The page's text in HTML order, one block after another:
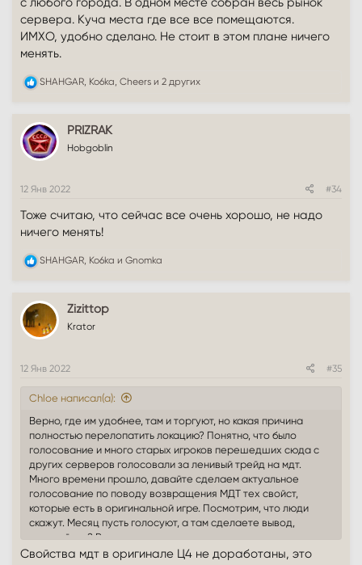
сервера. Куча места где все все помещаются.
ИМХО, удобно сделано. Не стоит в этом плане ничего
менять.
Р
ц
и
и
SHAHGAR Ko6ka Cheers и 2 других
PRIZRAK
Hobgoblin
12 Янв 2022 #34
Тоже считаю, что сейчас все очень хорошо, не надо
ничего менять!
Р
к
и
и
SHAHGAR, Ko6ka и Gnomka
Zizittop
Krator
12 Янв 2022 #35
Chloe написал(а):
Верно, где им удобнее, там и торгуют, но какая причина
полностью перелопатить локацию? Понятно, что было
голосование и много старых игроков перешедших сюда с
других серверов голосовали за ленивый трейд на мдт.
Много времени прошло, давайте сделаем актуальное
голосование по поводу возвращения МДТ тех свойст,
которые есть в оригинальной игре. Посмотрим, что люди
скажут. Месяц пусть голосуют, а там сделаете вывод,
пожалуйста? Рынок рассредоточиться постепенно и во всех
городах будут торговцы, больше лоу шмота будет в лоу
Свойства мдт в оригинале Ц4 не доработаны, это